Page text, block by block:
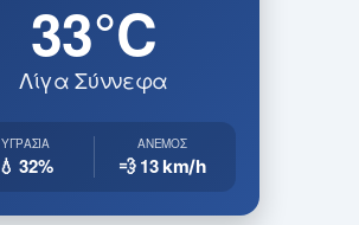
33°C
Λίγα Σύννεφα
ΥΓΡΑΣΊΑ
💧 32%
ΆΝΕΜΟΣ
💨 13km/h